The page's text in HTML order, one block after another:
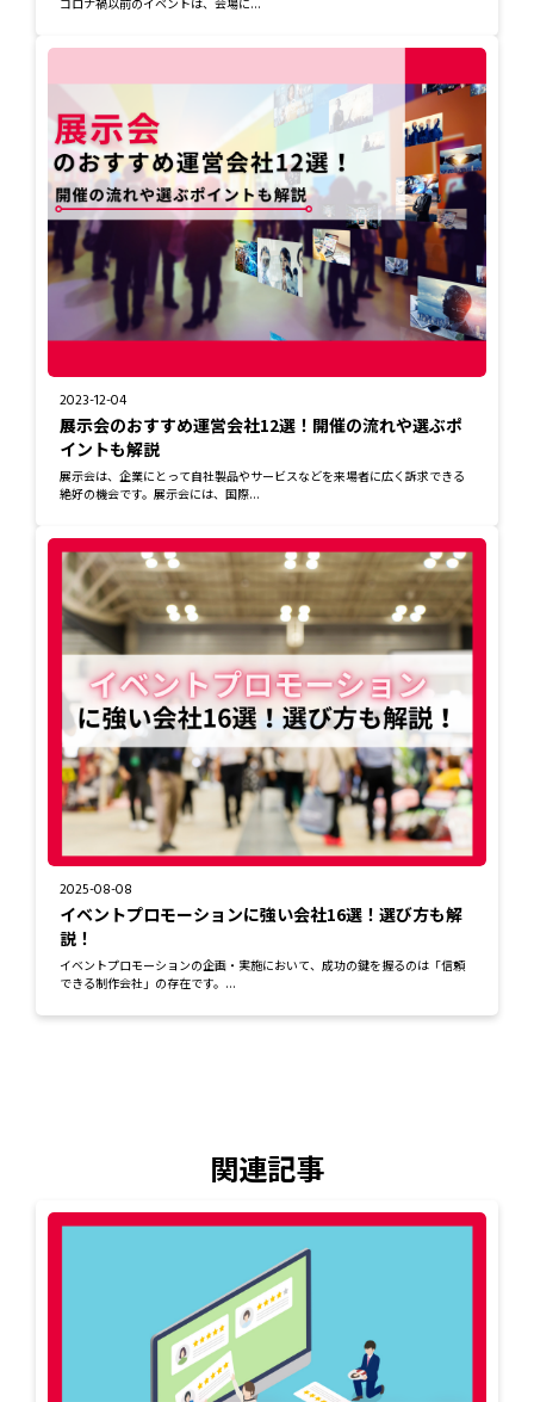
2023-12-04
展示会のおすすめ運営会社12選！開催の流れや選ぶポ
イントも解説
展示会は、企業にとって自社製品やサービスなどを来場者に広く訴求できる
絶好の機会です。展示会には、国際...
2025-08-08
イベントプロモーションに強い会社16選！選び方も解
説！
イベントプロモーションの企画・実施において、成功の鍵を握るのは「信頼
できる制作会社」の存在です。...
関連記事